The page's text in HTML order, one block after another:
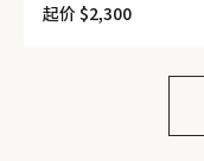
起价 $2,300